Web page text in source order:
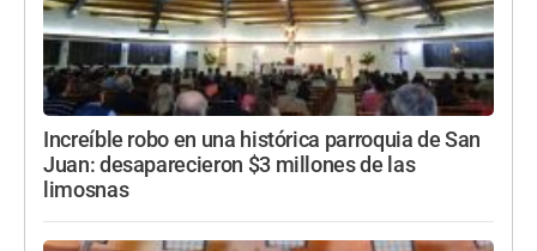
Increíble robo en una histórica parroquia de San
Juan: desaparecieron $3 millones de las
limosnas